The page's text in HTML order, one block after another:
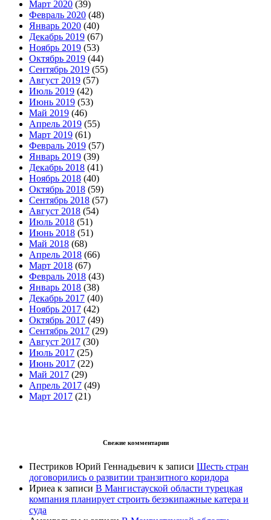
Март 2020 (39)
Февраль 2020 (48)
Январь 2020 (40)
Декабрь 2019 (67)
Ноябрь 2019 (53)
Октябрь 2019 (44)
Сентябрь 2019 (55)
Август 2019 (57)
Июль 2019 (42)
Июнь 2019 (53)
Май 2019 (46)
Апрель 2019 (55)
Март 2019 (61)
Февраль 2019 (57)
Январь 2019 (39)
Декабрь 2018 (41)
Ноябрь 2018 (40)
Октябрь 2018 (59)
Сентябрь 2018 (57)
Август 2018 (54)
Июль 2018 (51)
Июнь 2018 (51)
Май 2018 (68)
Апрель 2018 (66)
Март 2018 (67)
Февраль 2018 (43)
Январь 2018 (38)
Декабрь 2017 (40)
Ноябрь 2017 (42)
Октябрь 2017 (49)
Сентябрь 2017 (29)
Август 2017 (30)
Июль 2017 (25)
Июнь 2017 (22)
Май 2017 (29)
Апрель 2017 (49)
Март 2017 (21)
Свежие комментарии
Пестриков Юрий Геннадьевич к записи Шесть стран
договорились о развитии транзитного коридора
Ириеа к записи В Мангистауской области турецкая
компания планирует строить безэкипажные катера и
суда